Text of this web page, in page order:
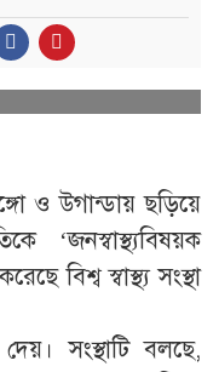
ও উগান্ডায় ছড়িয়ে
‘জনস্বাস্থ্যবিষয়ক
বিশ্ব স্বাস্থ্য সংস্থা
সংস্থাটি বলছে,